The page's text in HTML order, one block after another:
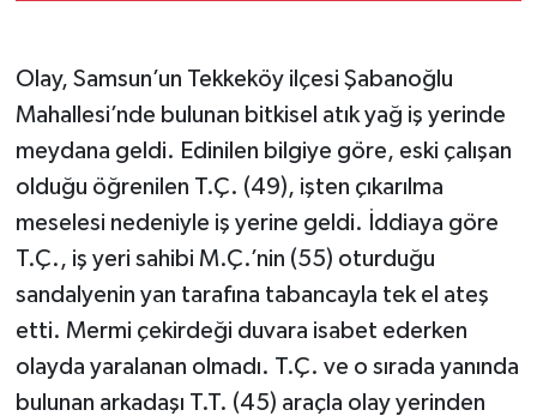
Olay, Samsun’un Tekkeköy ilçesi Şabanoğlu
Mahallesi’nde bulunan bitkisel atık yağ iş yerinde
meydana geldi. Edinilen bilgiye göre, eski çalışan
olduğu öğrenilen T.Ç. (49), işten çıkarılma
meselesi nedeniyle iş yerine geldi. İddiaya göre
T.Ç., iş yeri sahibi M.Ç.’nin (55) oturduğu
sandalyenin yan tarafına tabancayla tek el ateş
etti. Mermi çekirdeği duvara isabet ederken
olayda yaralanan olmadı. T.Ç. ve o sırada yanında
bulunan arkadaşı T.T. (45) araçla olay yerinden